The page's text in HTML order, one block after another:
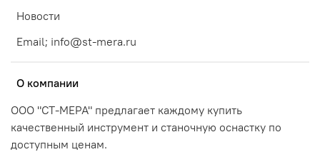
Новости
Email; info@st-mera.ru
О компании
ООО "СТ-МЕРА" предлагает каждому купить
качественный инструмент и станочную оснастку по
доступным ценам.